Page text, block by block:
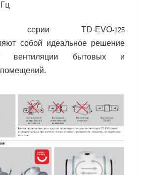
серии TD-EVO-125
собой идеальное решение
вентиляции бытовых и